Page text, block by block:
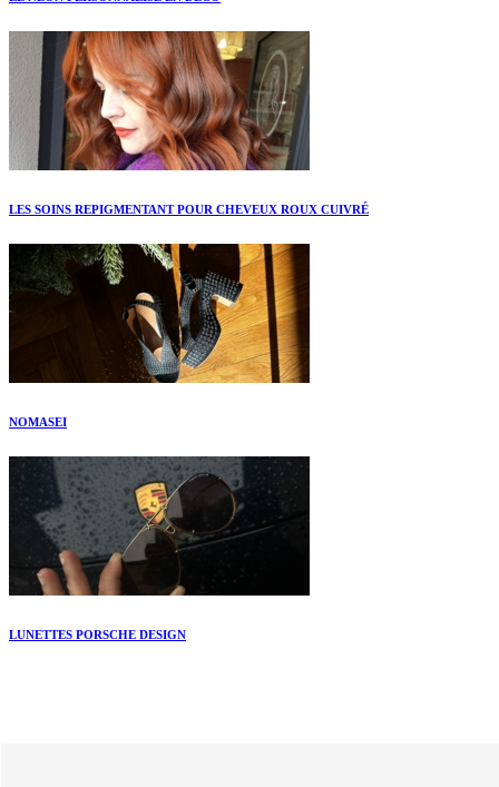
LES SOINS REPIGMENTANT POUR CHEVEUX ROUX CUIVRÉ
NOMASEI
LUNETTES PORSCHE DESIGN